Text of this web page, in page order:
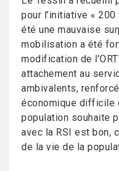
pour l’initiative «
été une mauvaise
mobilisation a été
modification de
attachement au
ambivalents,
économique difficile
population souhaite
avec la RSI est bon,
de la vie de la